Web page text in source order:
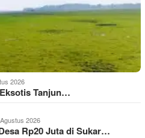
2026
Tanjun…
2026
Rp20 Juta di Sukar…